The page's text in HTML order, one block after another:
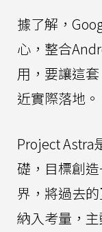
據了解，
心，整合
用，要讓這
近實際落地。
Project Astra
礎，目標創
界，將過去
納入考量，